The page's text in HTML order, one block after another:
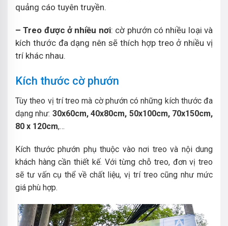
quảng cáo tuyên truyền.
– Treo được ở nhiều nơi: cờ phướn có nhiều loại và
kích thước đa dạng nên sẽ thích hợp treo ở nhiều vị
trí khác nhau.
Kích thước cờ phướn
Tùy theo vị trí treo mà cờ phướn có những kích thước đa
dạng như: 30x60cm, 40x80cm, 50x100cm, 70x150cm,
80 x 120cm,…
Kích thước phướn phụ thuộc vào nơi treo và nội dung
khách hàng cần thiết kế. Với từng chỗ treo, đơn vị treo
sẽ tư vấn cụ thể về chất liệu, vị trí treo cũng như mức
giá phù hợp.